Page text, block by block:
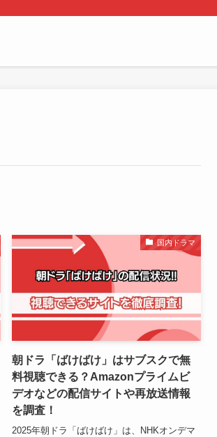
国内ドラマ
朝ドラ「ばけばけ」はサブスクで無
料視聴できる？Amazonプライムビ
デオなどの配信サイトや再放送情報
を調査！
2025年朝ドラ「ばけばけ」は、NHKオンデマ